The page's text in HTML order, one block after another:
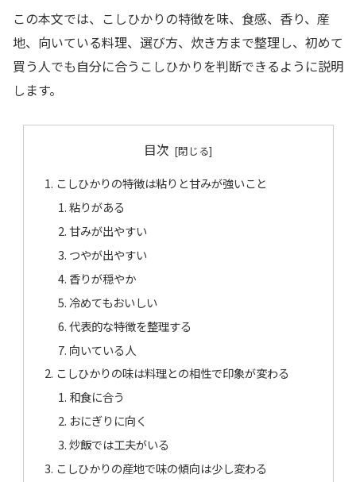
この本文では、こしひかりの特徴を味、食感、香り、産
地、向いている料理、選び方、炊き方まで整理し、初めて
買う人でも自分に合うこしひかりを判断できるように説明
します。
目次
こしひかりの特徴は粘りと甘みが強いこと
粘りがある
甘みが出やすい
つやが出やすい
香りが穏やか
冷めてもおいしい
代表的な特徴を整理する
向いている人
こしひかりの味は料理との相性で印象が変わる
和食に合う
おにぎりに向く
炒飯では工夫がいる
こしひかりの産地で味の傾向は少し変わる